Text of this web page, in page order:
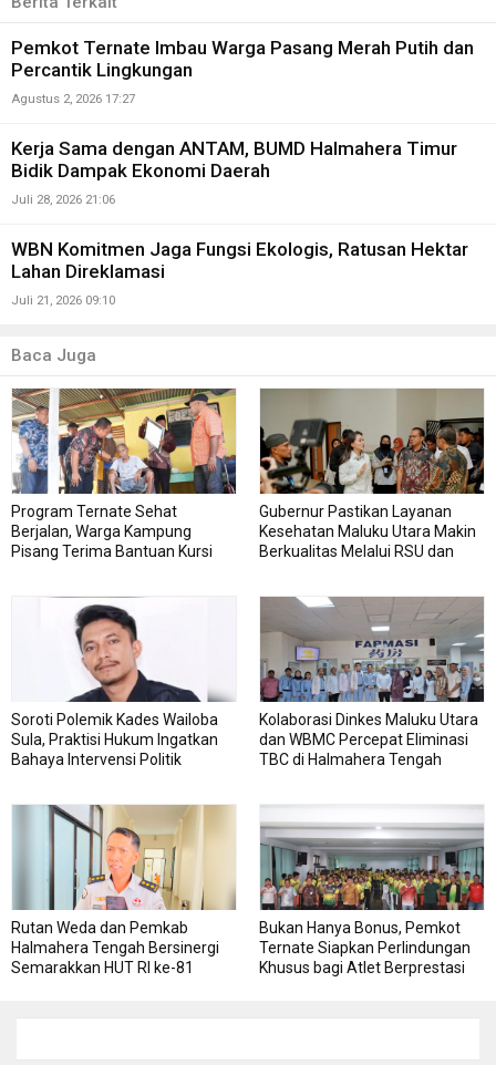
Pemkot Ternate Imbau Warga Pasang Merah Putih dan
Percantik Lingkungan
Agustus 2, 2026 17:27
Kerja Sama dengan ANTAM, BUMD Halmahera Timur
Bidik Dampak Ekonomi Daerah
Juli 28, 2026 21:06
WBN Komitmen Jaga Fungsi Ekologis, Ratusan Hektar
Lahan Direklamasi
Juli 21, 2026 09:10
Baca Juga
Program Ternate Sehat
Berjalan, Warga Kampung
Pisang Terima Bantuan Kursi
Gubernur Pastikan Layanan
Kesehatan Maluku Utara Makin
Berkualitas Melalui RSU dan
Soroti Polemik Kades Wailoba
Sula, Praktisi Hukum Ingatkan
Bahaya Intervensi Politik
Kolaborasi Dinkes Maluku Utara
dan WBMC Percepat Eliminasi
TBC di Halmahera Tengah
Rutan Weda dan Pemkab
Halmahera Tengah Bersinergi
Semarakkan HUT RI ke-81
Bukan Hanya Bonus, Pemkot
Ternate Siapkan Perlindungan
Khusus bagi Atlet Berprestasi